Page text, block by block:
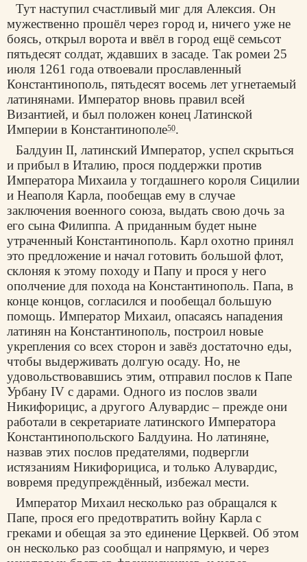
Тут наступил счастливый миг для Алексия. Он
мужественно прошёл через город и, ничего уже не
боясь, открыл ворота и ввёл в город ещё семьсот
пятьдесят солдат, ждавших в засаде. Так ромеи 25
июля 1261 года отвоевали прославленный
Константинополь, пятьдесят восемь лет угнетаемый
латинянами. Император вновь правил всей
Византией, и был положен конец Латинской
Империи в Константинополе50.
Балдуин II, латинский Император, успел скрыться
и прибыл в Италию, прося поддержки против
Императора Михаила у тогдашнего короля Сицилии
и Неаполя Карла, пообещав ему в случае
заключения военного союза, выдать свою дочь за
его сына Филиппа. А приданным будет ныне
утраченный Константинополь. Карл охотно принял
это предложение и начал готовить большой флот,
склоняя к этому походу и Папу и прося у него
ополчение для похода на Константинополь. Папа, в
конце концов, согласился и пообещал большую
помощь. Император Михаил, опасаясь нападения
латинян на Константинополь, построил новые
укрепления со всех сторон и завёз достаточно еды,
чтобы выдерживать долгую осаду. Но, не
удовольствовавшись этим, отправил послов к Папе
Урбану IV с дарами. Одного из послов звали
Никифорицис, а другого Алувардис – прежде они
работали в секретариате латинского Императора
Константинопольского Балдуина. Но латиняне,
назвав этих послов предателями, подвергли
истязаниям Никифорициса, и только Алувардис,
вовремя предупреждённый, избежал мести.
Император Михаил несколько раз обращался к
Папе, прося его предотвратить войну Карла с
греками и обещая за это единение Церквей. Об этом
он несколько раз сообщал и напрямую, и через